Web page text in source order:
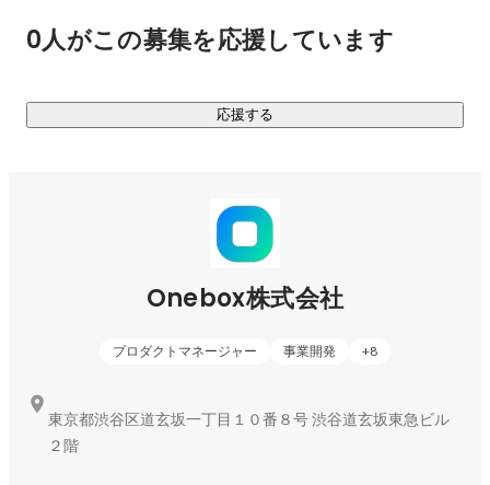
0人がこの募集を応援しています
応援する
Onebox株式会社
プロダクトマネージャー 事業開発 +8
東京都渋谷区道玄坂一丁目１０番８号 渋谷道玄坂東急ビル
２階